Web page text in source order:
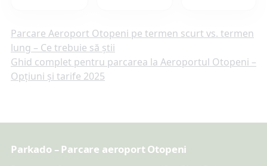
Navigare
în
articole
Parcare Aeroport Otopeni pe termen scurt vs. termen
lung – Ce trebuie să știi
Ghid complet pentru parcarea la Aeroportul Otopeni –
Opțiuni și tarife 2025
Parkado – Parcare aeroport Otopeni